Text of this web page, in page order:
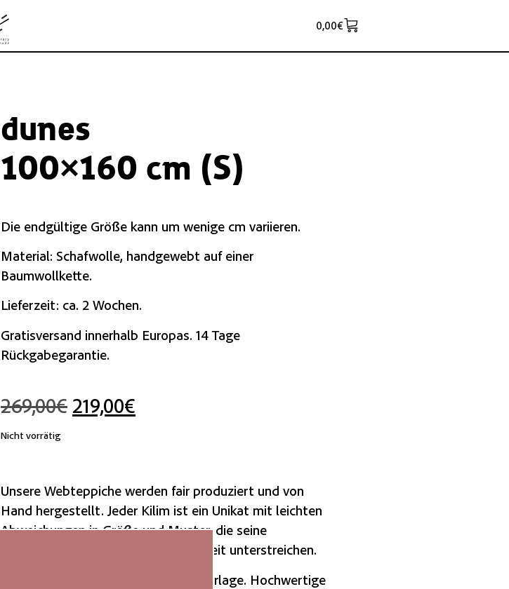
0,00€
dunes
100×160 cm (S)
Die endgültige Größe kann um wenige cm variieren.
Material: Schafwolle, handgewebt auf einer
Baumwollkette.
Lieferzeit: ca. 2 Wochen.
Gratisversand innerhalb Europas. 14 Tage
Rückgabegarantie.
269,00€ 219,00€
Nicht vorrätig
Unsere Webteppiche werden fair produziert und von
Hand hergestellt. Jeder Kilim ist ein Unikat mit leichten
Abweichungen in Größe und Muster, die seine
Authentizität und natürliche Schönheit unterstreichen.
Wir empfehlen eine rutschfeste Unterlage. Hochwertige